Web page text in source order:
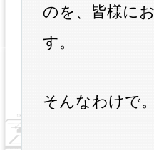
のを、皆様に
す。
そんなわけで。